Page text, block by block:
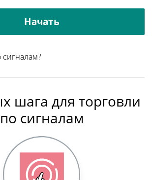
Начать
сигналам?
шага для торговли
по сигналам